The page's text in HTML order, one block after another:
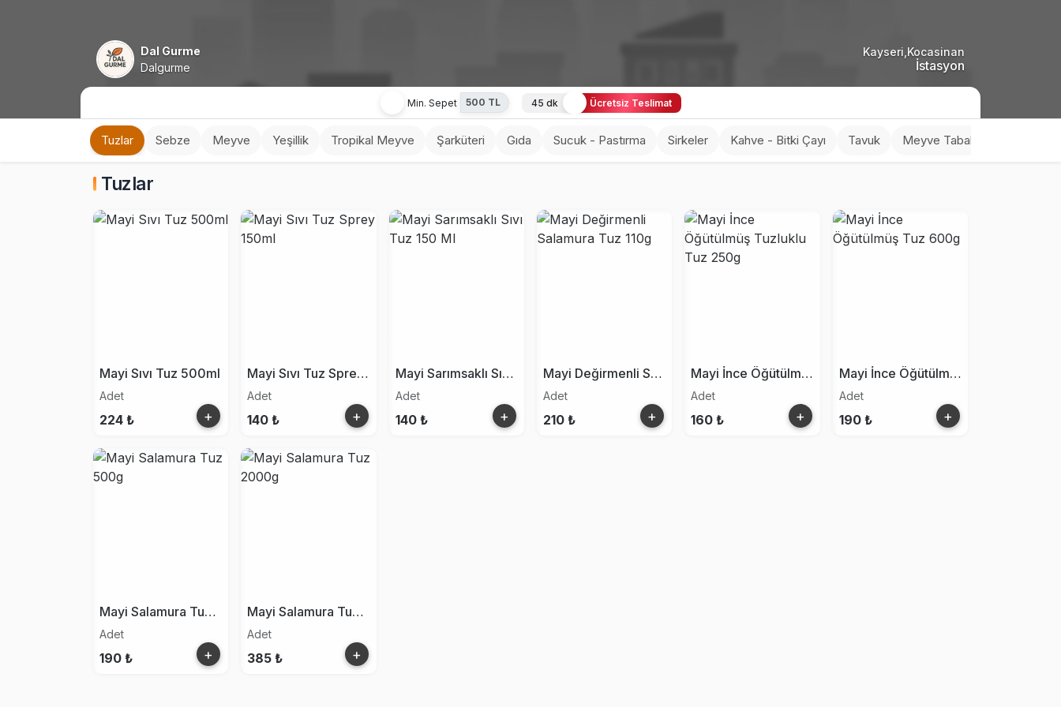
Dal Gurme
Dalgurme
Kayseri,Kocasinan
İstasyon
Min. Sepet 500 TL 45 dk Ücretsiz Teslimat
Tuzlar Sebze Meyve Yeşillik Tropikal Meyve Şarküteri Gıda Sucuk - Pastırma Sirkeler Kahve - Bitki Çayı Tavuk Meyve Tabakları
Tuzlar
Mayi Sıvı Tuz 500ml
Adet
224 ₺ +
Mayi Sıvı Tuz Sprey 150ml
Adet
140 ₺ +
Mayi Sarımsaklı Sıvı Tuz 150 Ml
Adet
140 ₺ +
Mayi Değirmenli Salamura Tuz 110g
Adet
210 ₺ +
Mayi İnce Öğütülmüş Tuzluklu Tuz 250g
Adet
160 ₺ +
Mayi İnce Öğütülmüş Tuz 600g
Adet
190 ₺ +
Mayi Salamura Tuz 500g
Adet
190 ₺ +
Mayi Salamura Tuz 2000g
Adet
385 ₺ +